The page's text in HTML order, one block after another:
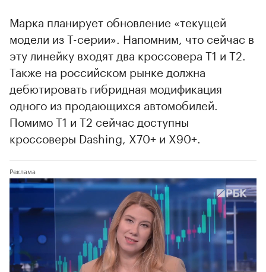
Марка планирует обновление «текущей
модели из T-серии». Напомним, что сейчас в
эту линейку входят два кроссовера T1 и T2.
Также на российском рынке должна
дебютировать гибридная модификация
одного из продающихся автомобилей.
Помимо T1 и T2 сейчас доступны
кроссоверы Dashing, X70+ и X90+.